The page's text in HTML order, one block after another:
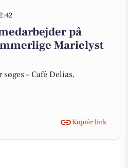
på
Marielyst
– Café Delias,
Kopiér link